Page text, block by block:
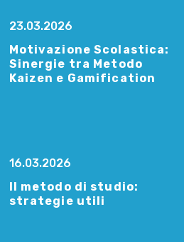
23.03.2026
Motivazione Scolastica:
Sinergie tra Metodo
Kaizen e Gamification
16.03.2026
Il metodo di studio:
strategie utili